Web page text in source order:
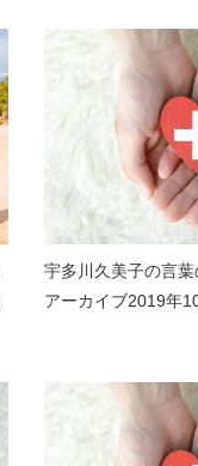
宇多川久美子の言
アーカイブ2019年